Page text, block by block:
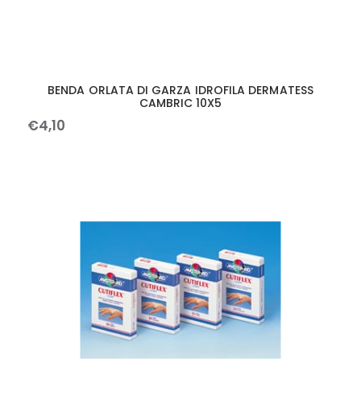
BENDA ORLATA DI GARZA IDROFILA DERMATESS
CAMBRIC 10X5
€4,10